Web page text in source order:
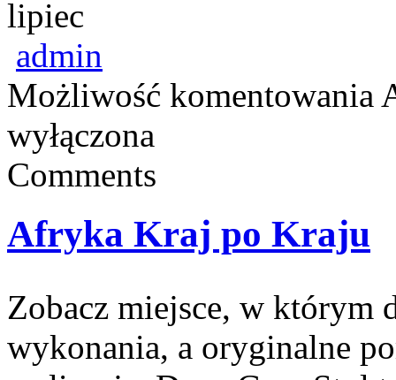
lipiec
admin
Możliwość komentowania
wyłączona
Comments
Afryka Kraj po Kraju
Zobacz miejsce, w którym
wykonania, a oryginalne